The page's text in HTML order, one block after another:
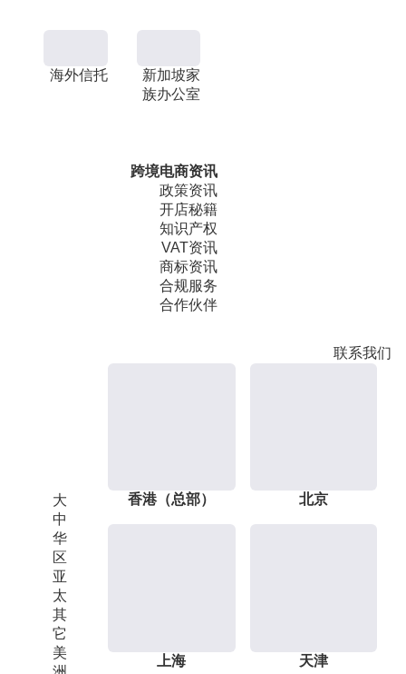
海外信托
新加坡家
族办公室
跨境电商资讯
政策资讯
开店秘籍
知识产权
VAT资讯
商标资讯
合规服务
合作伙伴
联系我们
大
中
华
区
亚
太
其
它
美
香港（总部） 北京
上海 天津